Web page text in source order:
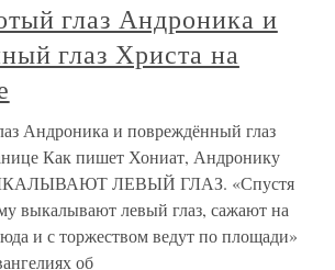
глаз Андроника и
глаз Христа на
Андроника и повреждённый глаз
Как пишет Хониат, Андронику
ЛЕВЫЙ ГЛАЗ. «Спустя
выкалывают левый глаз, сажают на
и с торжеством ведут по площади»
об